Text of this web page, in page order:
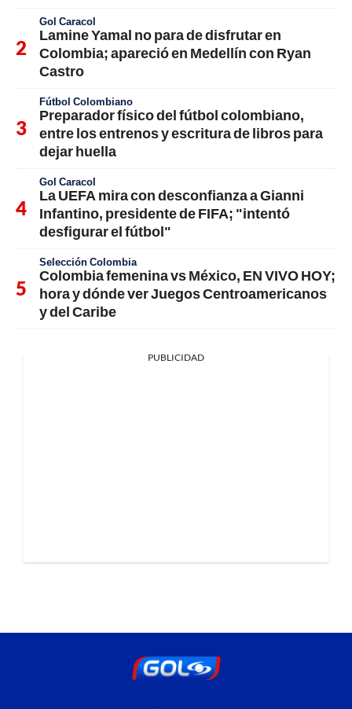
Gol Caracol
Lamine Yamal no para de disfrutar en
Colombia; apareció en Medellín con Ryan
Castro
Fútbol Colombiano
Preparador físico del fútbol colombiano,
entre los entrenos y escritura de libros para
dejar huella
Gol Caracol
La UEFA mira con desconfianza a Gianni
Infantino, presidente de FIFA; "intentó
desfigurar el fútbol"
Selección Colombia
Colombia femenina vs México, EN VIVO HOY;
hora y dónde ver Juegos Centroamericanos
y del Caribe
PUBLICIDAD